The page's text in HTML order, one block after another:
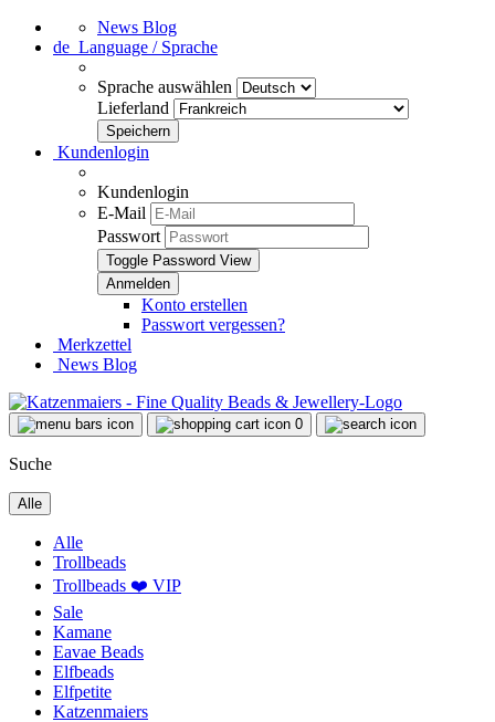
News Blog
de Language / Sprache
Sprache auswählen
Lieferland
Kundenlogin
Kundenlogin
E-Mail
Passwort
Toggle Password View
Konto erstellen
Passwort vergessen?
Merkzettel
News Blog
0
Suche
Alle
Alle
Trollbeads
Trollbeads ❤️ VIP
Sale
Kamane
Eavae Beads
Elfbeads
Elfpetite
Katzenmaiers